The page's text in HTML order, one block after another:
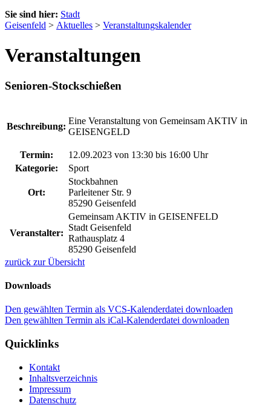
Sie sind hier: Stadt
Geisenfeld > Aktuelles > Veranstaltungskalender
Veranstaltungen
Senioren-Stockschießen
Beschreibung:
Eine Veranstaltung von Gemeinsam AKTIV in
GEISENGELD
Termin: 12.09.2023 von 13:30 bis 16:00 Uhr
Kategorie:
Sport
Ort:
Stockbahnen
Parleitener Str. 9
85290 Geisenfeld
Veranstalter:
Gemeinsam AKTIV in GEISENFELD
Stadt Geisenfeld
Rathausplatz 4
85290 Geisenfeld
zurück zur Übersicht
Downloads
Den gewählten Termin als VCS-Kalenderdatei downloaden
Den gewählten Termin als iCal-Kalenderdatei downloaden
Quicklinks
Kontakt
Inhaltsverzeichnis
Impressum
Datenschutz